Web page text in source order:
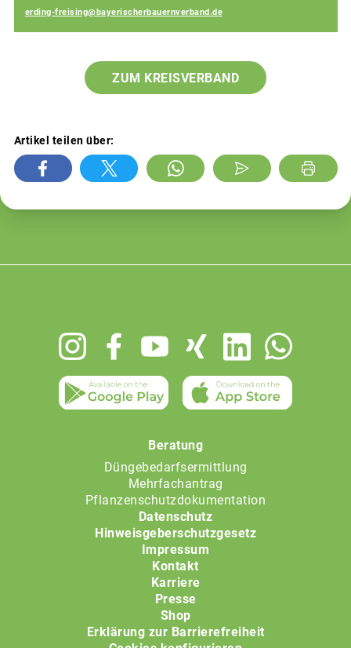
erding-freising@bayerischerbauernverband.de
ZUM KREISVERBAND
Artikel teilen über:
Beratung
Düngebedarfsermittlung
Mehrfachantrag
Pflanzenschutzdokumentation
Datenschutz
Hinweisgeberschutzgesetz
Impressum
Kontakt
Karriere
Presse
Shop
Erklärung zur Barrierefreiheit